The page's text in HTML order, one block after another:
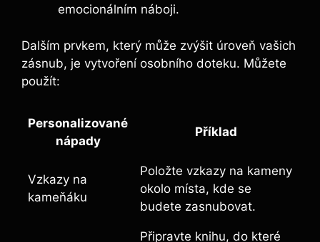
emocionálním náboji.
Dalším prvkem, který může zvýšit úroveň vašich
zásnub, je vytvoření osobního doteku. Můžete
použít:
Personalizované
nápady
Příklad
Vzkazy na
kameňáku
Položte vzkazy na kameny
okolo místa, kde se
budete zasnubovat.
Připravte knihu, do které